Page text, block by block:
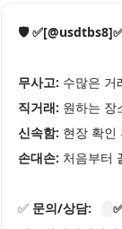
🛡️
무사고: 수많은 거
직거래: 원하는 장
신속함: 현장 확인
손대손: 처음부터
✅ 문의/상담: